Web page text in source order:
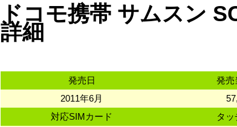
ドコモ携帯 サムスン
詳細
発売日 発売
2011年6月
対応SIMカード
タ